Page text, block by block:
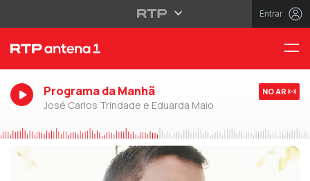
Entrar
Programa da Manhã
José Carlos Trindade e Eduarda Maio
NO AR